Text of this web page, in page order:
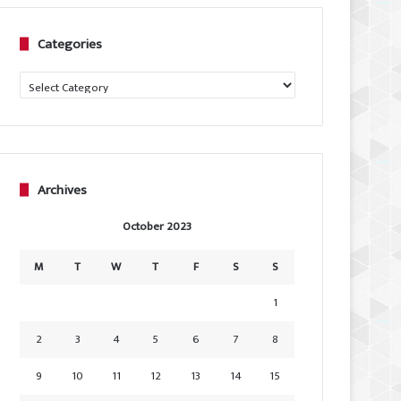
Categories
Categories
Archives
October 2023
M T W T F S
S
1
2
3 4 5 6 7
8
9
10 11 12 13 14 15